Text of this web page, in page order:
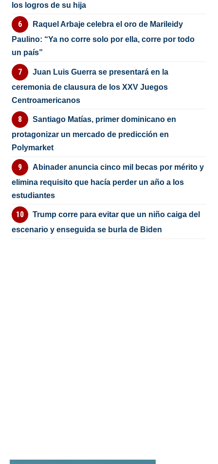
los logros de su hija
Raquel Arbaje celebra el oro de Marileidy
Paulino: “Ya no corre solo por ella, corre por todo
un país”
Juan Luis Guerra se presentará en la
ceremonia de clausura de los XXV Juegos
Centroamericanos
Santiago Matías, primer dominicano en
protagonizar un mercado de predicción en
Polymarket
Abinader anuncia cinco mil becas por mérito y
elimina requisito que hacía perder un año a los
estudiantes
Trump corre para evitar que un niño caiga del
escenario y enseguida se burla de Biden